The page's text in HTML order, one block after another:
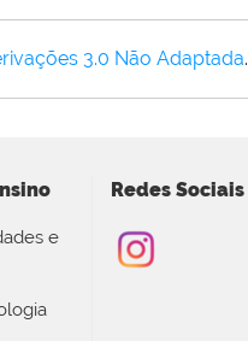
3.0 Não Adaptada.
e
Redes Sociais